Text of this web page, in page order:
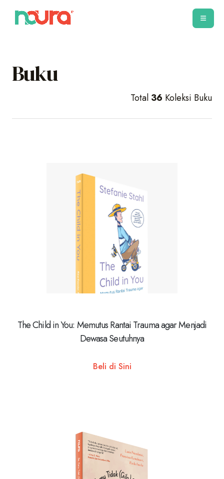
Buku
Total 36 Koleksi Buku
The Child in You: Memutus Rantai Trauma agar Menjadi
Dewasa Seutuhnya
Beli di Sini